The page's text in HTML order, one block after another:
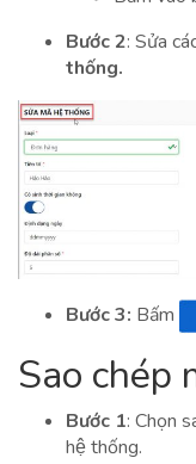
Bước 2: Sửa
thống.
Bước 3: Bấm
Sao chép
Bước 1: Chọn
hệ thống.